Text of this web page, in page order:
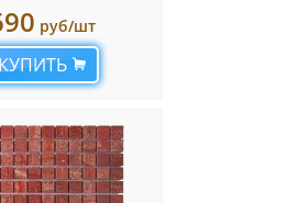
руб/шт
КУПИТЬ